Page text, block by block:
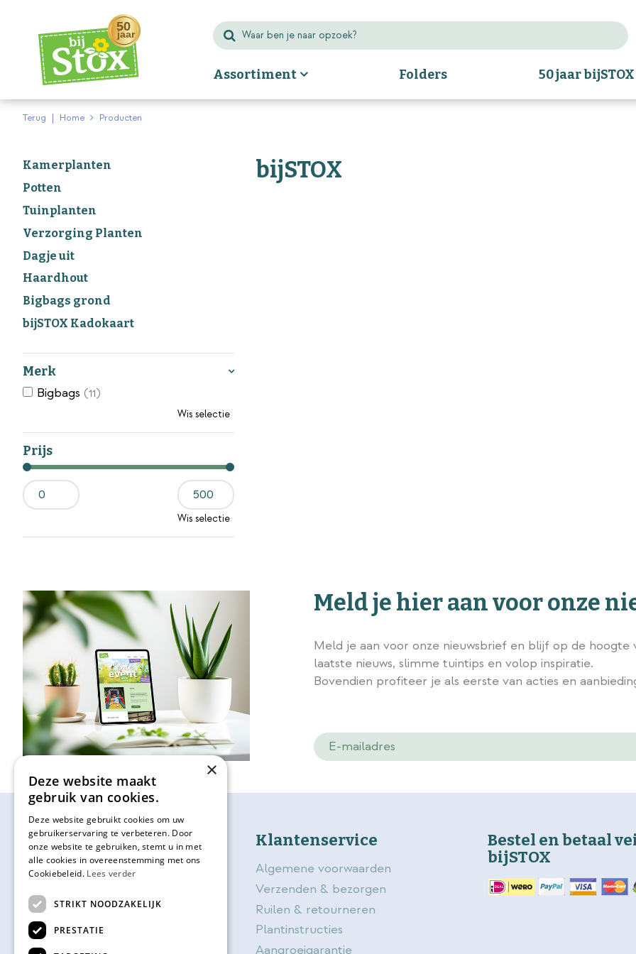
content
Terug Home Producten
Assortiment Folders 50 jaar bijSTOX
bijSTOX
Kamerplanten
Potten
Tuinplanten
Verzorging Planten
Dagje uit
Haardhout
Bigbags grond
bijSTOX Kadokaart
Merk
Bigbags (11)
Wis selectie
Prijs
Wis selectie
Meld je hier aan voor onze
Meld je aan voor onze nieuwsbrief en blijf op de hoogte
laatste nieuws, slimme tuintips en volop inspiratie.
Bovendien profiteer je als eerste van acties en
bijSTOX
Over bijSTOX
Contact
Openingstijden
Vacatures
Klantenservice
Algemene voorwaarden
Verzenden & bezorgen
Ruilen & retourneren
Plantinstructies
Aangroeigarantie
Bestel en betaal
bijSTOX
×
Deze website maakt
gebruik van cookies.
Deze website gebruikt cookies om uw
gebruikerservaring te verbeteren. Door
onze website te gebruiken, stemt u in met
alle cookies in overeenstemming met ons
Cookiebeleid. Lees verder
STRIKT NOODZAKELIJK
PRESTATIE